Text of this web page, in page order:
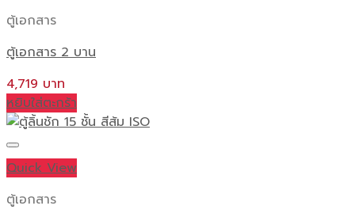
ตู้เอกสาร
ตู้เอกสาร 2 บาน
4,719
หยิบใส่ตะกร้า
Quick View
ตู้เอกสาร